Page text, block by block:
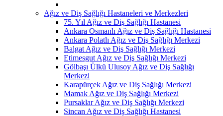
Ağız ve Diş Sağlığı Hastaneleri ve Merkezleri
75. Yıl Ağız ve Diş Sağlığı Hastanesi
Ankara Osmanlı Ağız ve Diş Sağlığı Hastanesi
Ankara Polatlı Ağız ve Diş Sağlığı Merkezi
Balgat Ağız ve Diş Sağlığı Merkezi
Etimesgut Ağız ve Diş Sağlığı Merkezi
Gölbaşı Ülkü Ulusoy Ağız ve Diş Sağlığı
Merkezi
Karapürçek Ağız ve Diş Sağlığı Merkezi
Mamak Ağız ve Diş Sağlığı Merkezi
Pursaklar Ağız ve Diş Sağlığı Merkezi
Sincan Ağız ve Diş Sağlığı Hastanesi